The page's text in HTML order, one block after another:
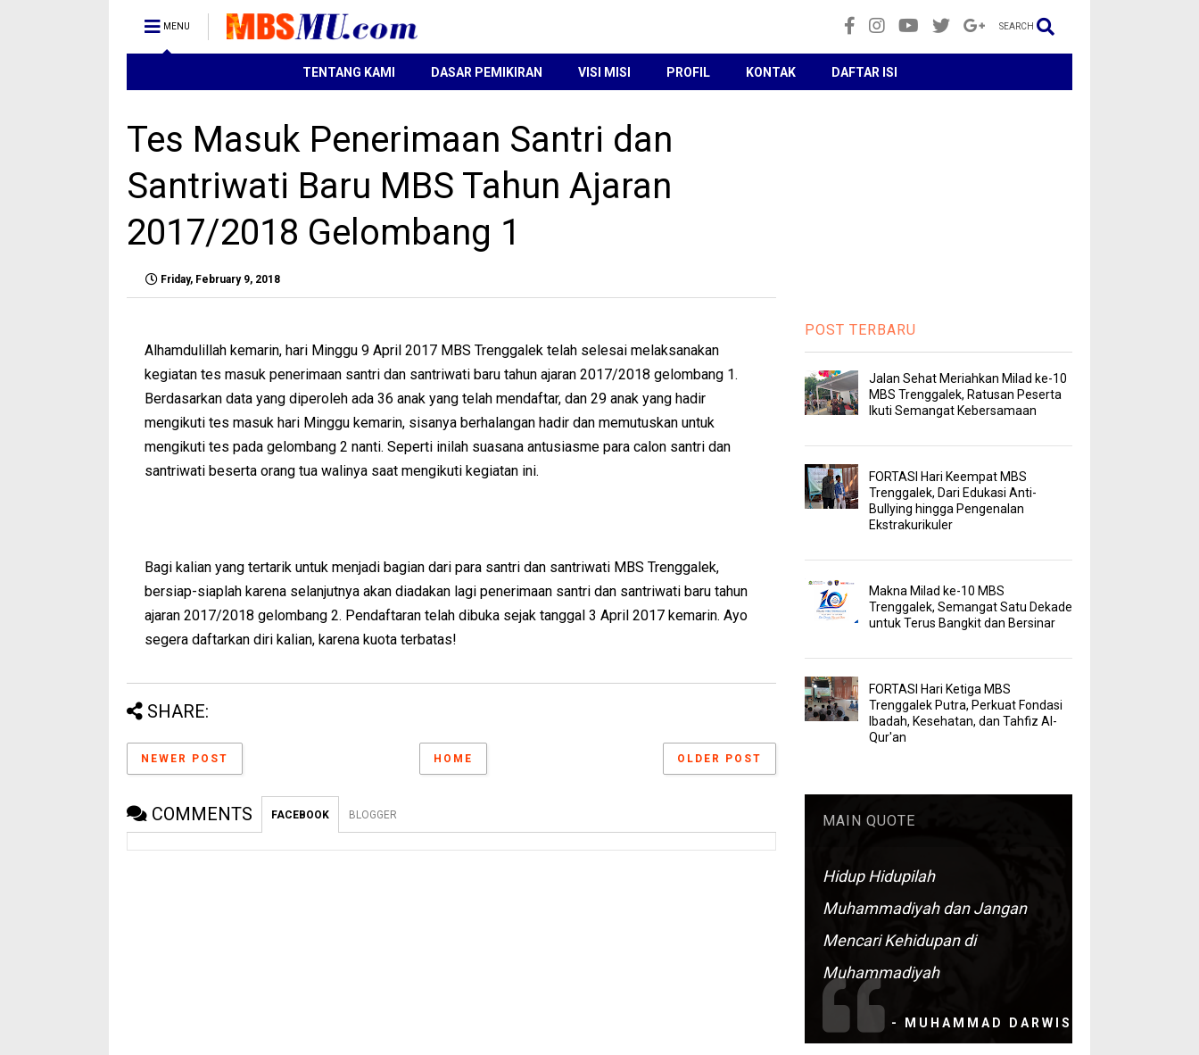
MENU SEARCH
TENTANG KAMI DASAR PEMIKIRAN VISI MISI PROFIL KONTAK DAFTAR ISI
Tes Masuk Penerimaan Santri dan
Santriwati Baru MBS Tahun Ajaran
2017/2018 Gelombang 1
Friday, February 9, 2018
Alhamdulillah kemarin, hari Minggu 9 April 2017 MBS Trenggalek telah selesai melaksanakan
kegiatan tes masuk penerimaan santri dan santriwati baru tahun ajaran 2017/2018 gelombang 1.
Berdasarkan data yang diperoleh ada 36 anak yang telah mendaftar, dan 29 anak yang hadir
mengikuti tes masuk hari Minggu kemarin, sisanya berhalangan hadir dan memutuskan untuk
mengikuti tes pada gelombang 2 nanti. Seperti inilah suasana antusiasme para calon santri dan
santriwati beserta orang tua walinya saat mengikuti kegiatan ini.
Bagi kalian yang tertarik untuk menjadi bagian dari para santri dan santriwati MBS Trenggalek,
bersiap-siaplah karena selanjutnya akan diadakan lagi penerimaan santri dan santriwati baru tahun
ajaran 2017/2018 gelombang 2. Pendaftaran telah dibuka sejak tanggal 3 April 2017 kemarin. Ayo
segera daftarkan diri kalian, karena kuota terbatas!
SHARE:
NEWER POST OLDER POST
HOME
COMMENTS FACEBOOK BLOGGER
POST TERBARU
Jalan Sehat Meriahkan Milad ke-10
MBS Trenggalek, Ratusan Peserta
Ikuti Semangat Kebersamaan
FORTASI Hari Keempat MBS
Trenggalek, Dari Edukasi Anti-
Bullying hingga Pengenalan
Ekstrakurikuler
Makna Milad ke-10 MBS
Trenggalek, Semangat Satu Dekade
untuk Terus Bangkit dan Bersinar
FORTASI Hari Ketiga MBS
Trenggalek Putra, Perkuat Fondasi
Ibadah, Kesehatan, dan Tahfiz Al-
Qur'an
MAIN QUOTE
Hidup Hidupilah
Muhammadiyah dan Jangan
Mencari Kehidupan di
Muhammadiyah
- MUHAMMAD DARWIS